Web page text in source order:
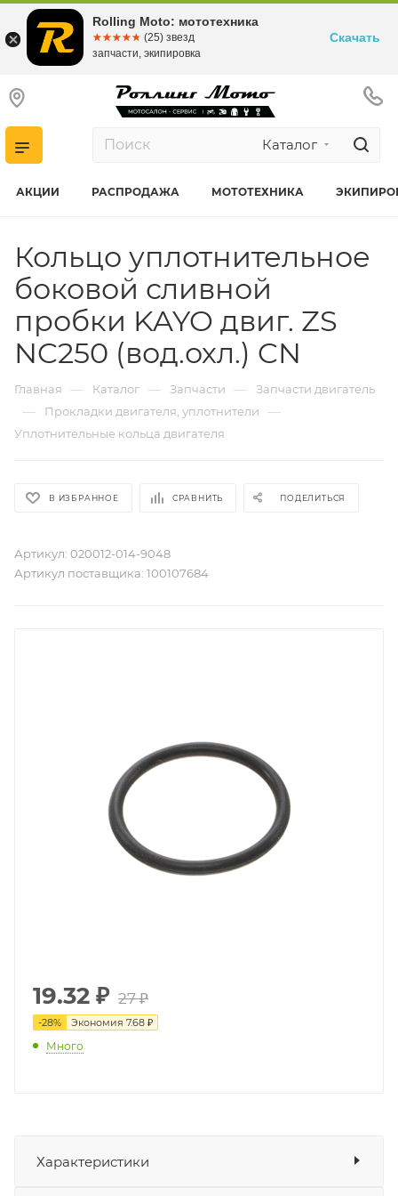
Каталог
АКЦИИ РАСПРОДАЖА МОТОТЕХНИКА
Кольцо уплотнительное
боковой сливной
пробки KAYO двиг. ZS
NC250 (вод.охл.) CN
Главная — Каталог — Запчасти — Запчасти двигатель
— Прокладки двигателя, уплотнители —
Уплотнительные кольца двигателя
В ИЗБРАННОЕ СРАВНИТЬ ПОДЕЛИТЬСЯ
Артикул: 020012-014-9048
Артикул поставщика: 100107684
19.32 ₽ 27 ₽
-28% Экономия 7.68 ₽
Много
Характеристики
Rolling Moto: мототехника
☆☆☆☆☆
★★★★★ (25) звезд
запчасти, экипировка
Скачать